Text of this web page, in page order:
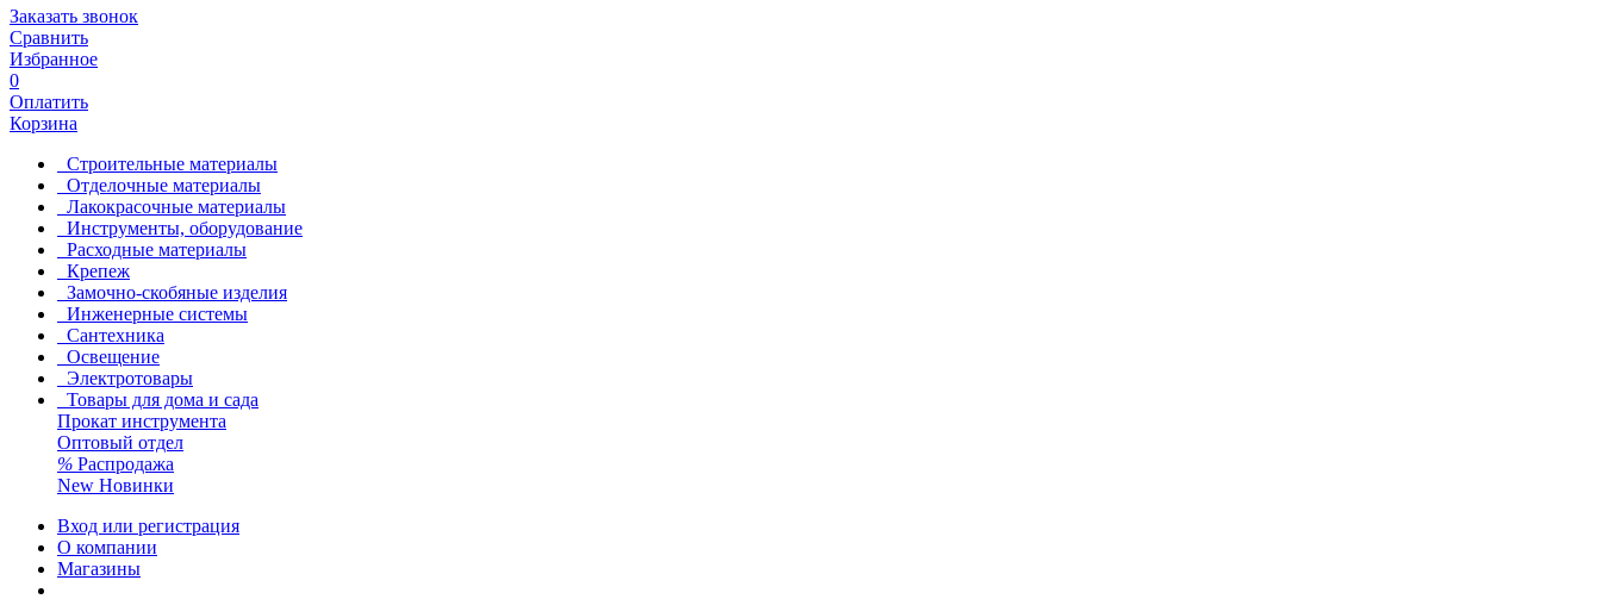
Заказать звонок
Сравнить
Избранное
0
Оплатить
Корзина
Строительные материалы
Отделочные материалы
Лакокрасочные материалы
Инструменты, оборудование
Расходные материалы
Крепеж
Замочно-скобяные изделия
Инженерные системы
Сантехника
Освещение
Электротовары
Товары для дома и сада
Прокат инструмента
Оптовый отдел
% Распродажа
New Новинки
Вход или регистрация
О компании
Магазины